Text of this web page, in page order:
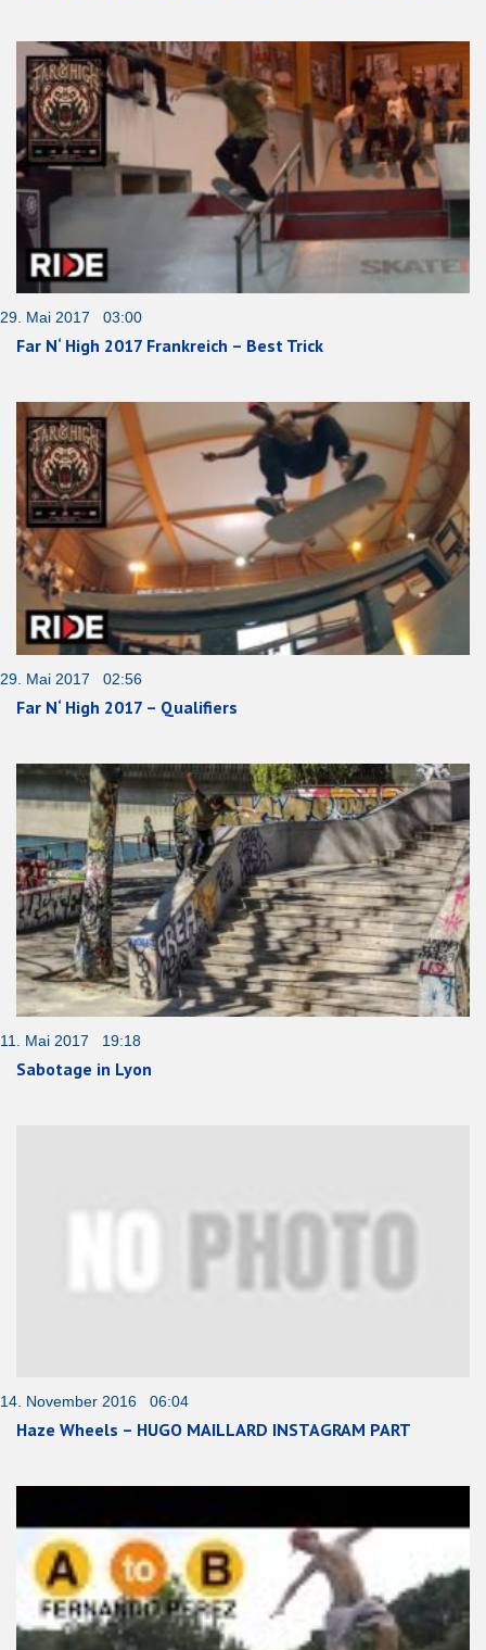
29. Mai 2017 03:00
Far N‘ High 2017 Frankreich – Best Trick
29. Mai 2017 02:56
Far N‘ High 2017 – Qualifiers
11. Mai 2017 19:18
Sabotage in Lyon
14. November 2016 06:04
Haze Wheels – HUGO MAILLARD INSTAGRAM PART